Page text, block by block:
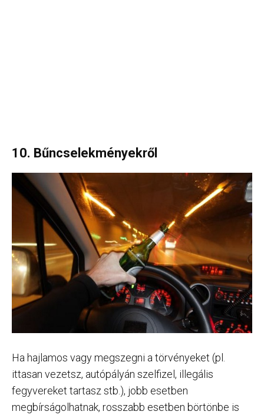
10. Bűncselekményekről
Ha hajlamos vagy megszegni a törvényeket (pl.
ittasan vezetsz, autópályán szelfizel, illegális
fegyvereket tartasz stb.), jobb esetben
megbírságolhatnak, rosszabb esetben börtönbe is